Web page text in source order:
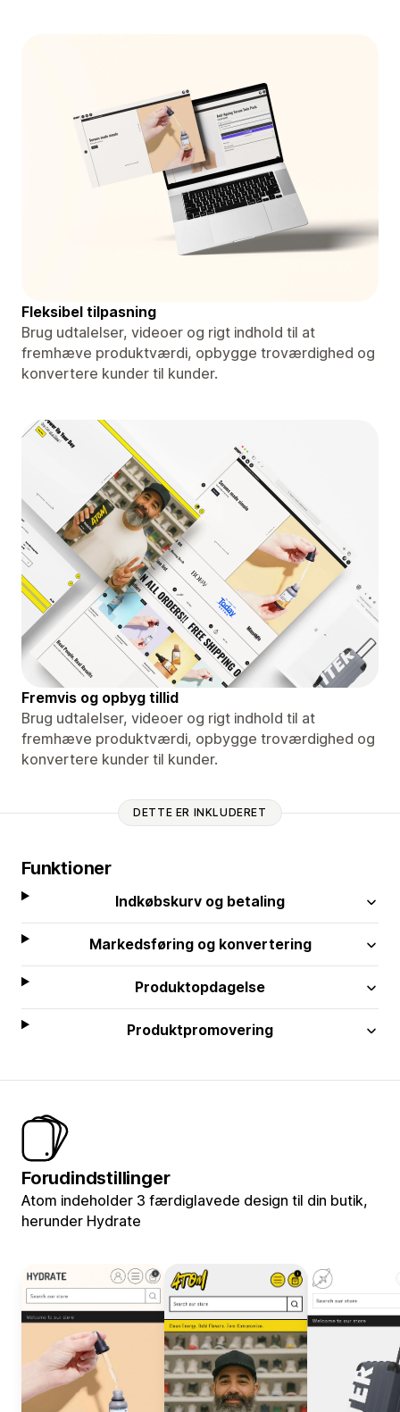
Fleksibel tilpasning
Brug udtalelser, videoer og rigt indhold til at
fremhæve produktværdi, opbygge troværdighed og
konvertere kunder til kunder.
Fremvis og opbyg tillid
Brug udtalelser, videoer og rigt indhold til at
fremhæve produktværdi, opbygge troværdighed og
konvertere kunder til kunder.
DETTE ER INKLUDERET
Funktioner
Indkøbskurv og betaling
Markedsføring og konvertering
Produktopdagelse
Produktpromovering
Forudindstillinger
Atom indeholder 3 færdiglavede design til din butik,
herunder Hydrate